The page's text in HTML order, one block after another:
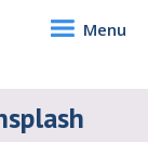
Menu